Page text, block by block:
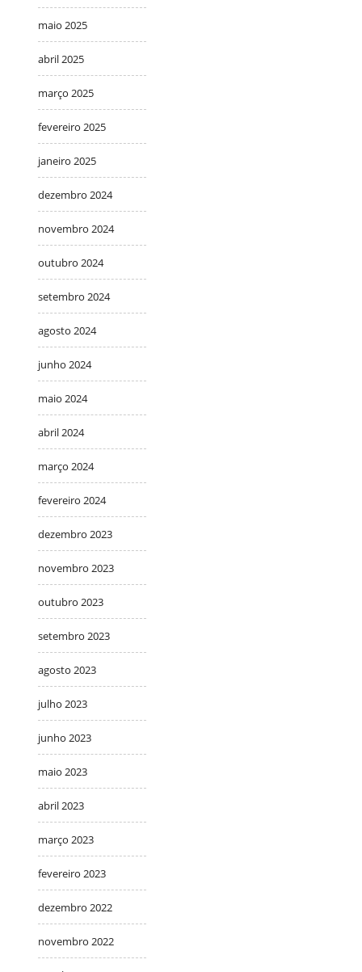
maio 2025
abril 2025
março 2025
fevereiro 2025
janeiro 2025
dezembro 2024
novembro 2024
outubro 2024
setembro 2024
agosto 2024
junho 2024
maio 2024
abril 2024
março 2024
fevereiro 2024
dezembro 2023
novembro 2023
outubro 2023
setembro 2023
agosto 2023
julho 2023
junho 2023
maio 2023
abril 2023
março 2023
fevereiro 2023
dezembro 2022
novembro 2022